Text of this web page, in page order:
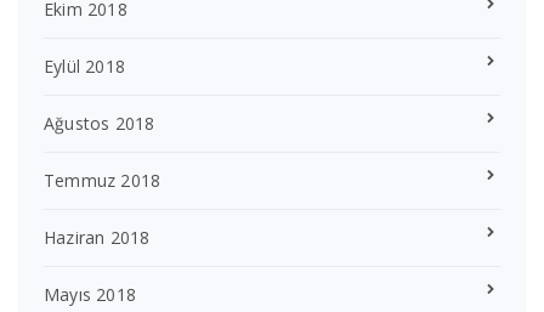
Ekim 2018
Eylül 2018
Ağustos 2018
Temmuz 2018
Haziran 2018
Mayıs 2018